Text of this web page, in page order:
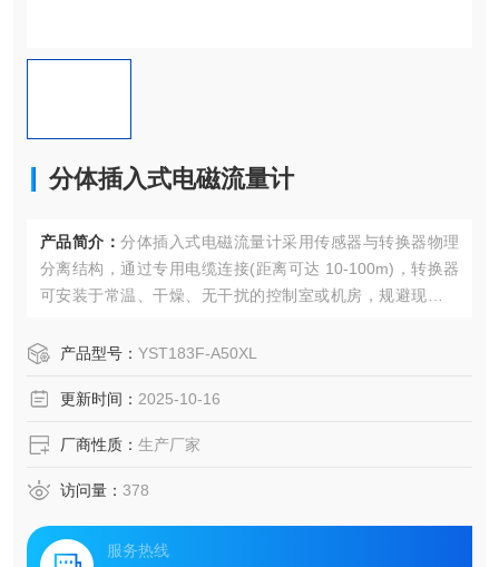
分体插入式电磁流量计
产品简介： 分体插入式电磁流量计采用传感器与转换器物理
分离结构，通过专用电缆连接(距离可达 10-100m)，转换器
可安装于常温、干燥、无干扰的控制室或机房，规避现场高
5%)、腐蚀性气体对电子元件的影响，延长设备使用周期。
产品型号： YST183F-A50XL
更新时间： 2025-10-16
厂商性质： 生产厂家
访问量： 378
服务热线